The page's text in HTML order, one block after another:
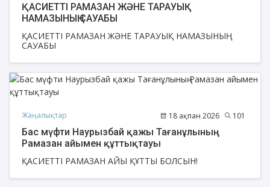
ҚАСИЕТТІ РАМАЗАН ЖӘНЕ ТАРАУЫҚ
НАМАЗЫНЫҢ САУАБЫ
ҚАСИЕТТІ РАМАЗАН ЖӘНЕ ТАРАУЫҚ НАМАЗЫНЫҢ
САУАБЫ
Жаңалықтар 18 ақпан 2026 101
Бас мүфти Наурызбай қажы Тағанұлының
Рамазан айымен құттықтауы
ҚАСИЕТТІ РАМАЗАН АЙЫ ҚҰТТЫ БОЛСЫН!